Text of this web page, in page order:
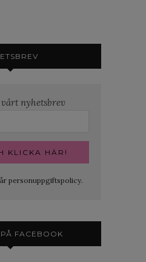
nyhetsbrev
personuppgiftspolicy.
FACEBOOK